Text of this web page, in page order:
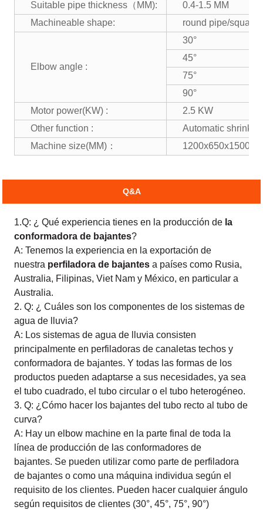
Suitable pipe thickness（MM):
0.4-1.5 MM
Machineable shape:
round pipe/square
Elbow angle :
30°
45°
75°
90°
Motor power(KW) :
2.5 KW
Other function :
Automatic shrink
Machine size(MM)：
1200x650x1500
Q&A
1.Q: ¿ Qué experiencia tienes en la producción de la
conformadora de bajantes?
A: Tenemos la experiencia en la exportación de
nuestra perfiladora de bajantes a países como Rusia,
Australia, Filipinas, Viet Nam y México, en particular a
Australia.
2. Q: ¿ Cuáles son los componentes de los sistemas de
agua de lluvia?
A: Los sistemas de agua de lluvia consisten
principalmente en perfiladoras de canaletas techos y
conformadora de bajantes. Y todas las formas de los
productos pueden adaptarse a sus necesidades, ya sea
el tubo cuadrado, el tubo circular o el tubo heterogéneo.
3. Q: ¿Cómo hacer los bajantes del tubo recto al tubo de
curva?
A: Hay un elbow machine en la parte final de toda la
línea de producción de las conformadores de
bajantes. Se pueden utilizar como parte de perfiladora
de bajantes o como una máquina individua según el
requisito de los clientes. Pueden hacer cualquier ángulo
según requisitos de clientes (30°, 45°, 75°, 90°)